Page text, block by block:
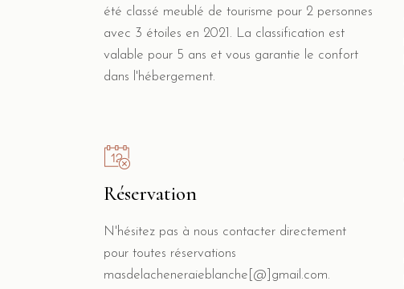
été classé meublé de tourisme pour 2 personnes
avec 3 étoiles en 2021. La classification est
valable pour 5 ans et vous garantie le confort
dans l'hébergement.
Réservation
N'hésitez pas à nous contacter directement
pour toutes réservations
masdelacheneraieblanche[@]gmail.com.